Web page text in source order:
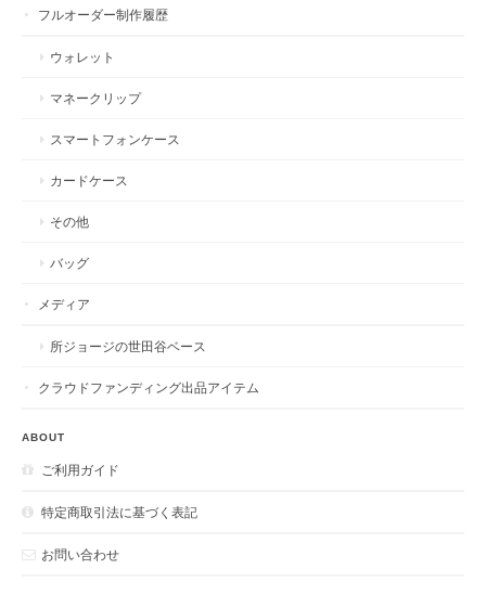
フルオーダー制作履歴
ウォレット
マネークリップ
スマートフォンケース
カードケース
その他
バッグ
メディア
所ジョージの世田谷ベース
クラウドファンディング出品アイテム
ABOUT
ご利用ガイド
特定商取引法に基づく表記
お問い合わせ